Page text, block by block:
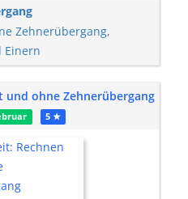
Zehnerübergang,
Einern
und ohne Zehnerübergang
5 ★